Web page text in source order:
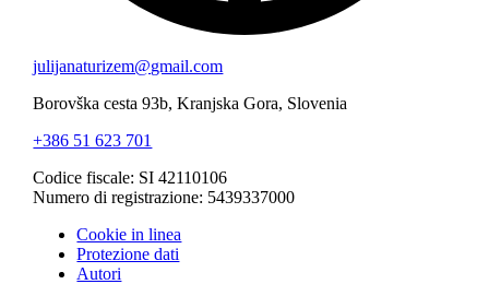
julijanaturizem@gmail.com
Borovška cesta 93b, Kranjska Gora, Slovenia
+386 51 623 701
Codice fiscale: SI 42110106
Numero di registrazione: 5439337000
Cookie in linea
Protezione dati
Autori